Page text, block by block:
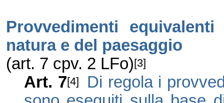
Provvedimenti
natura e del paesaggio
(art. 7 cpv. 2 LFo)[3]
Art. 7[4]
Di regola i